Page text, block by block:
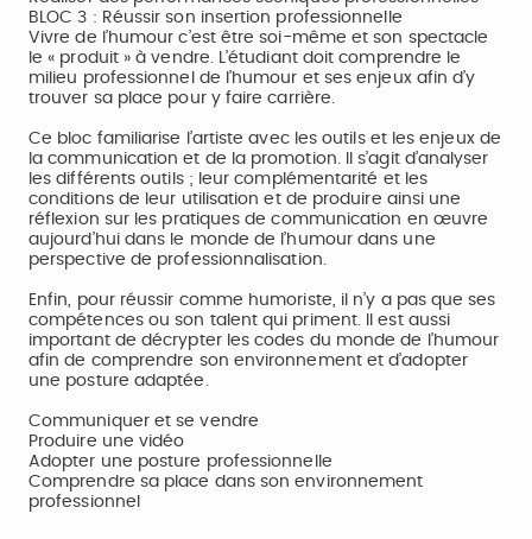
BLOC 3 : Réussir son insertion professionnelle
Vivre de l’humour c’est être soi-même et son spectacle
le « produit » à vendre. L’étudiant doit comprendre le
milieu professionnel de l’humour et ses enjeux afin d’y
trouver sa place pour y faire carrière.
Ce bloc familiarise l’artiste avec les outils et les enjeux de
la communication et de la promotion. Il s’agit d’analyser
les différents outils ; leur complémentarité et les
conditions de leur utilisation et de produire ainsi une
réflexion sur les pratiques de communication en œuvre
aujourd’hui dans le monde de l’humour dans une
perspective de professionnalisation.
Enfin, pour réussir comme humoriste, il n’y a pas que ses
compétences ou son talent qui priment. Il est aussi
important de décrypter les codes du monde de l’humour
afin de comprendre son environnement et d’adopter
une posture adaptée.
Communiquer et se vendre
Produire une vidéo
Adopter une posture professionnelle
Comprendre sa place dans son environnement
professionnel